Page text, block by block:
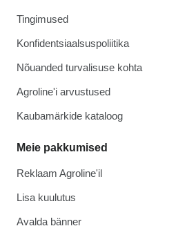
Tingimused
Konfidentsiaalsuspoliitika
Nõuanded turvalisuse kohta
Agroline'i arvustused
Kaubamärkide kataloog
Meie pakkumised
Reklaam Agroline'il
Lisa kuulutus
Avalda bänner